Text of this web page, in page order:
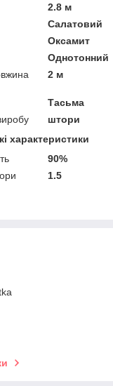
2.8 м
Салатовий
Оксамит
Однотонний
2 м
Тасьма
штори
характеристики
90%
1.5